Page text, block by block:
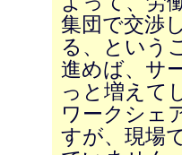
集団で交渉
る、という
進めば、サ
っと増えて
ワークシェ
すが、現場